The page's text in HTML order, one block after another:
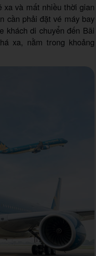
và mất nhiều thời gian
cần phải đặt vé máy bay
khách di chuyển đến Bãi
xa, nằm trong khoảng